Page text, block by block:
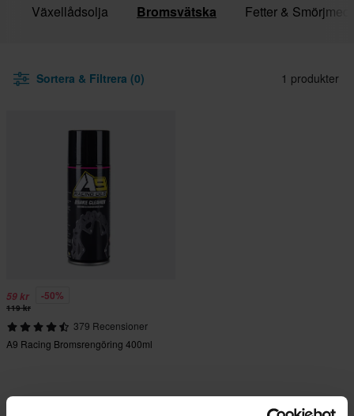
Växellådsolja Bromsvätska Fetter &
Sortera & Filtrera (0) 1 produkter
59 kr -50%
119 kr
379 Recensioner
A9 Racing Bromsrengöring 400ml